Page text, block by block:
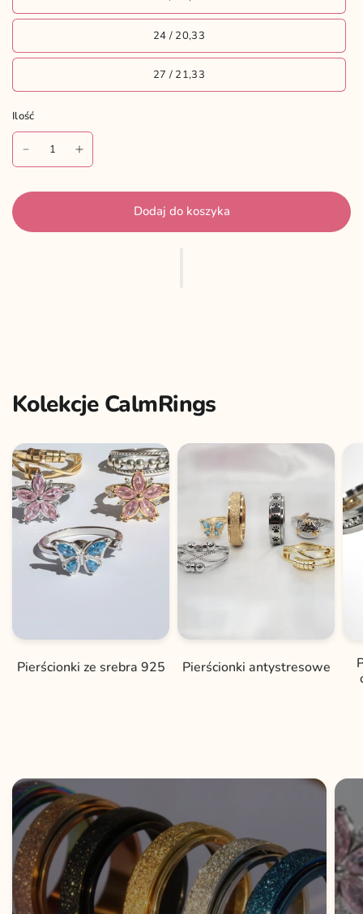
24 / 20,33
27 / 21,33
Ilość
Dodaj do koszyka
Kolekcje CalmRings
Pierścionki ze srebra 925 Pierścionki antystresowe